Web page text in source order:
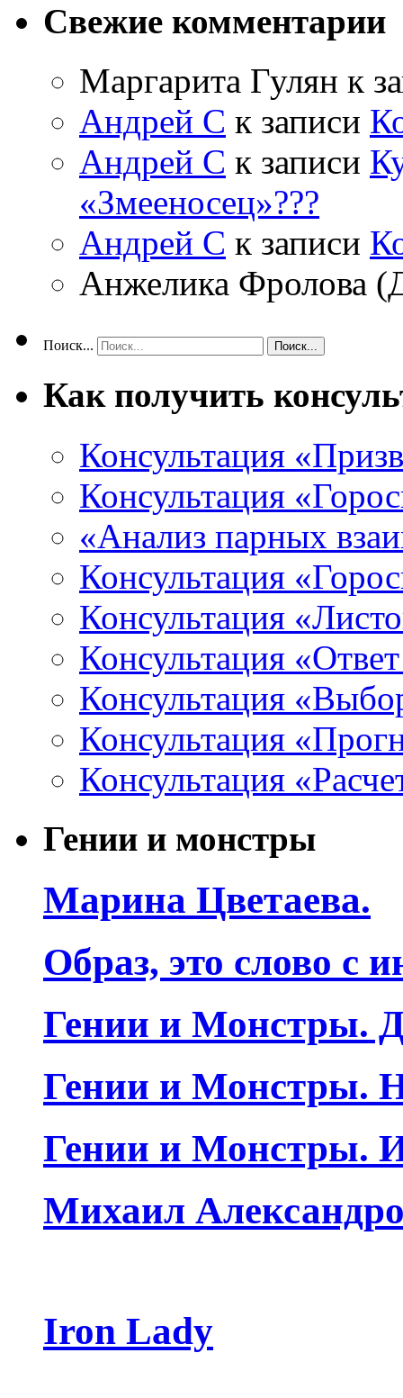
Свежие комментарии
Маргарита Гулян к
Андрей С к записи
Андрей С к записи
«Змееносец»???
Андрей С к записи
Анжелика Фролова
Поиск...
Как получить
Консультация
Консультация
«Анализ парных
Консультация
Консультация
Консультация
Консультация
Консультация
Консультация
Гении и монстры
Марина Цветаева.
Образ, это слово с
Гении и Монстры.
Гении и Монстры.
Гении и Монстры.
Михаил
Iron Lady